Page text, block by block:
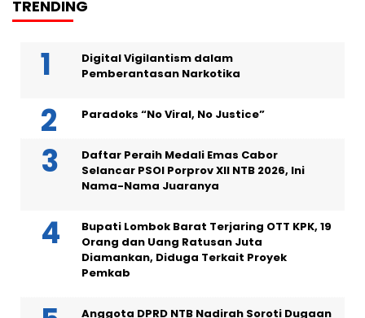
TRENDING
Digital Vigilantism dalam
Pemberantasan Narkotika
Paradoks “No Viral, No Justice”
Daftar Peraih Medali Emas Cabor
Selancar PSOI Porprov XII NTB 2026, Ini
Nama-Nama Juaranya
Bupati Lombok Barat Terjaring OTT KPK, 19
Orang dan Uang Ratusan Juta
Diamankan, Diduga Terkait Proyek
Pemkab
Anggota DPRD NTB Nadirah Soroti Dugaan